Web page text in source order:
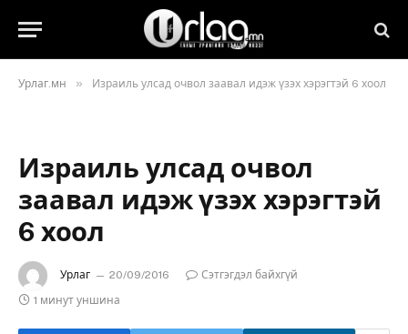
Урлаг.мн » Израиль улсад очвол заавал идэж үзэх хэрэгтэй 6 хоол
Израиль улсад очвол
заавал идэж үзэх хэрэгтэй
6 хоол
Урлаг 20/09/2016
Сэтгэгдэл байхгүй
1 минут уншина